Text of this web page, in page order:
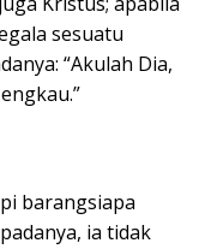
sesuatu
“Akulah Dia,
barangsiapa
ia tidak